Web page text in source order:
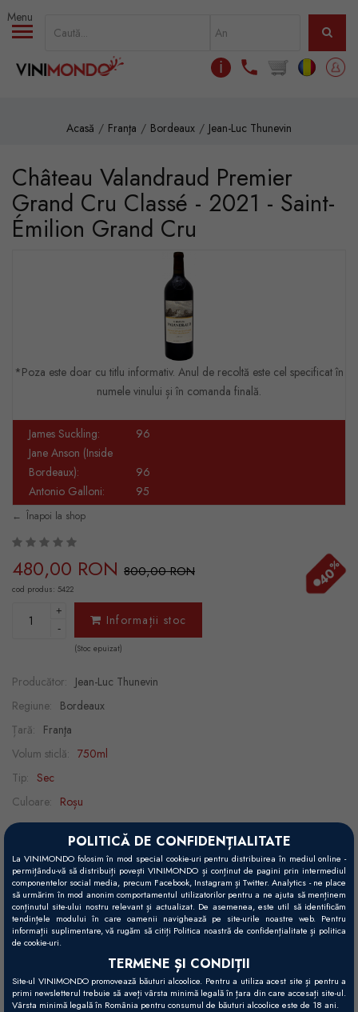
POLITICĂ DE CONFIDENȚIALITATE
La VINIMONDO folosim în mod special cookie-uri pentru distribuirea în mediul online -
permițându-vă să distribuiți povești VINIMONDO și conținut de pagini prin intermediul
componentelor social media, precum Facebook, Instagram și Twitter. Analytics - ne place
să urmărim în mod anonim comportamentul utilizatorilor pentru a ne ajuta să menținem
conținutul site-ului nostru relevant și actualizat. De asemenea, este util să identificăm
tendințele modului în care oamenii navighează pe site-urile noastre web. Pentru
informații suplimentare, vă rugăm să citiți Politica noastră de confidențialitate și politica
de cookie-uri.
TERMENE ȘI CONDIȚII
Site-ul VINIMONDO promovează băuturi alcoolice. Pentru a utiliza acest site și pentru a
primi newsletterul trebuie să aveți vârsta minimă legală în țara din care accesați site-ul.
Vârsta minimă legală în România pentru consumul de băuturi alcoolice este de 18 ani.
Mergi la conţinutul principal
ℹ
Acasă Franţa Bordeaux Jean-Luc Thunevin
Château Valandraud Premier
Grand Cru Classé - 2021 - Saint-
Émilion Grand Cru
*Poza este doar cu titlu informativ. Anul de recoltă este cel specificat în
numele vinului și în comanda finală.
James Suckling:
96
Jane Anson (Inside
Bordeaux):
96
Antonio Galloni:
95
Înapoi la shop
480,00 RON 800,00 RON
cod produs: 5422
40
%
+
-
Informații stoc
(Stoc epuizat)
Producător: Jean-Luc Thunevin
Regiune: Bordeaux
Țară: Franţa
Volum sticlă: 750ml
Tip: Sec
Culoare: Roșu
13.5%
Potențial de învechire: 10 - 15 ani
Strugure: 85% Merlot, 9% Cabernet Franc, 6% Cabernet Sauvignon
Recomandări gastronomice:
brânzeturi, vânat, vită
Decantare: 2h
15 - 18°C